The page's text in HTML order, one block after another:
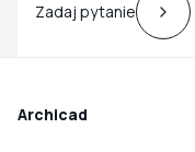
Zadaj pytanie
Archicad